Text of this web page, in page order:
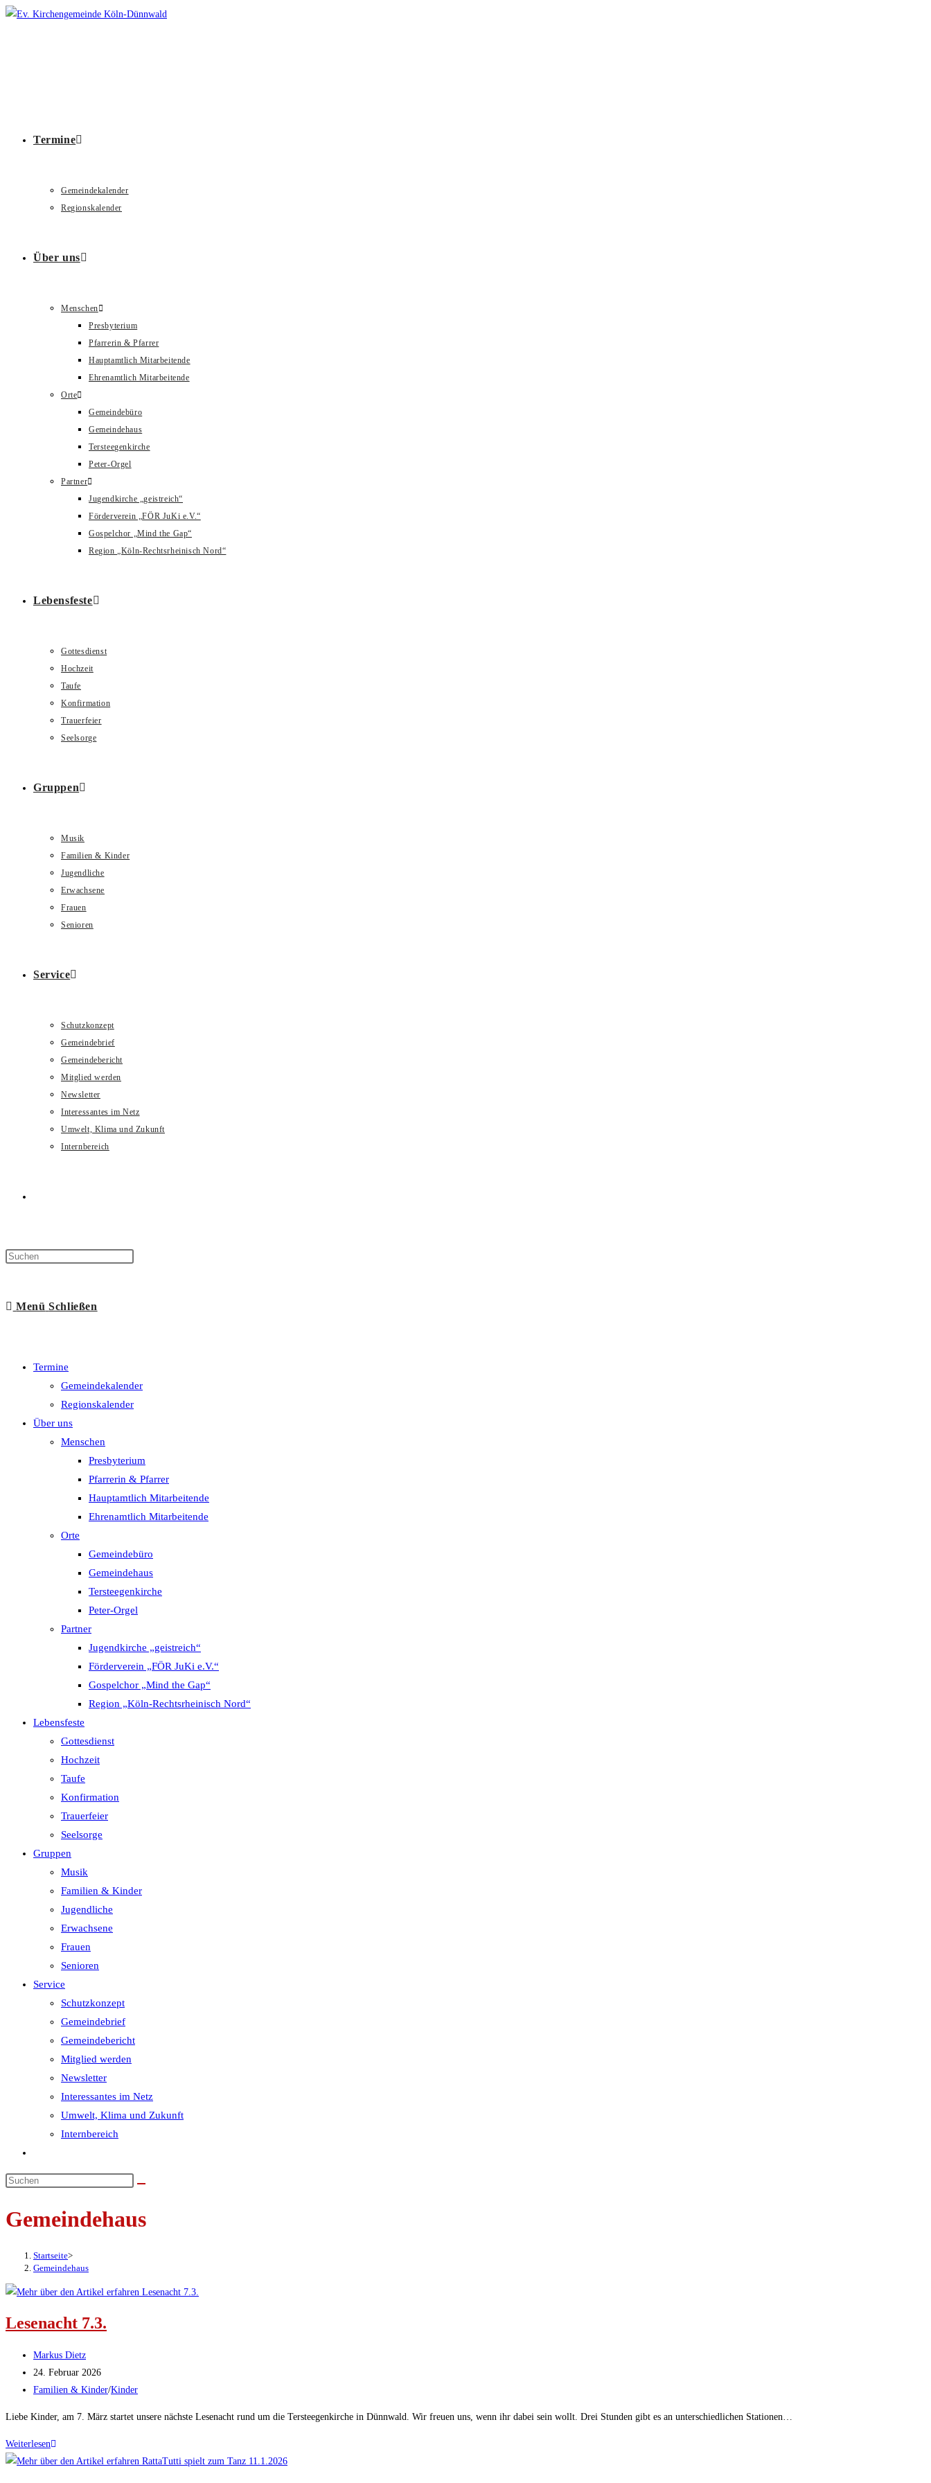
Zum
Termine
Gemeindekalender
Regionskalender
Über uns
Menschen
Presbyterium
Pfarrerin & Pfarrer
Hauptamtlich Mitarbeitende
Ehrenamtlich Mitarbeitende
Orte
Gemeindebüro
Gemeindehaus
Tersteegenkirche
Peter-Orgel
Partner
Jugendkirche „geistreich“
Förderverein „FÖR JuKi e.V.“
Gospelchor „Mind the Gap“
Region „Köln-Rechtsrheinisch Nord“
Lebensfeste
Gottesdienst
Hochzeit
Taufe
Konfirmation
Trauerfeier
Seelsorge
Gruppen
Musik
Familien & Kinder
Jugendliche
Erwachsene
Frauen
Senioren
Service
Schutzkonzept
Gemeindebrief
Gemeindebericht
Mitglied werden
Newsletter
Interessantes im Netz
Umwelt, Klima und Zukunft
Internbereich
umschalten
Menü Schließen
Termine
Gemeindekalender
Regionskalender
Über uns
Menschen
Presbyterium
Pfarrerin & Pfarrer
Hauptamtlich Mitarbeitende
Ehrenamtlich Mitarbeitende
Orte
Gemeindebüro
Gemeindehaus
Tersteegenkirche
Peter-Orgel
Partner
Jugendkirche „geistreich“
Förderverein „FÖR JuKi e.V.“
Gospelchor „Mind the Gap“
Region „Köln-Rechtsrheinisch Nord“
Lebensfeste
Gottesdienst
Hochzeit
Taufe
Konfirmation
Trauerfeier
Seelsorge
Gruppen
Musik
Familien & Kinder
Jugendliche
Erwachsene
Frauen
Senioren
Service
Schutzkonzept
Gemeindebrief
Gemeindebericht
Mitglied werden
Newsletter
Interessantes im Netz
Umwelt, Klima und Zukunft
Internbereich
umschalten
Gemeindehaus
Startseite>
Gemeindehaus
Lesenacht 7.3.
Beitrags-
Autor:
Markus Dietz
Beitrag
veröffentlicht:
24. Februar 2026
Beitrags-
Familien & Kinder/Kinder
Liebe Kinder, am 7. März startet unsere nächste Lesenacht rund um die Tersteegenkirche in Dünnwald. Wir freuen uns, wenn ihr dabei sein wollt. Drei Stunden gibt es an unterschiedlichen Stationen…
WeiterlesenLesenacht
7.3.